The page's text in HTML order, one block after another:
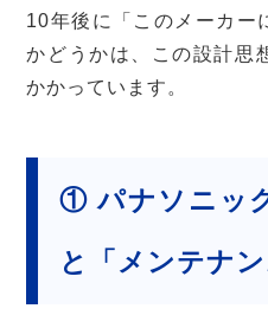
10年後に「このメーカー
かどうかは、この設計思
かかっています。
① パナソニッ
と「メンテナ